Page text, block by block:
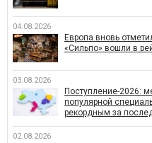
04.08.2026
Европа вновь
«Сильпо» вошли в
03.08.2026
Поступление-2026:
популярной
рекордным за
02.08.2026